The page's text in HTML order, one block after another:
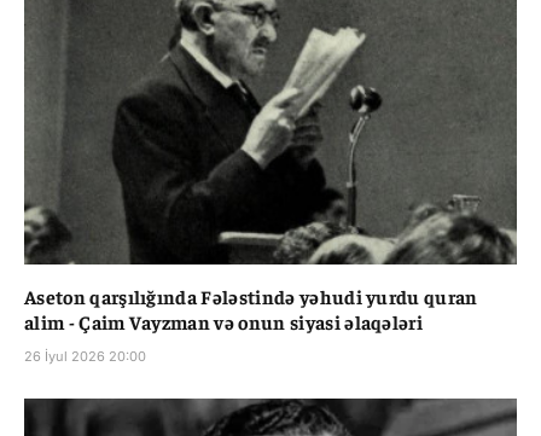
Aseton qarşılığında Fələstində yəhudi yurdu quran
alim - Çaim Vayzman və onun siyasi əlaqələri
26 İyul 2026 20:00